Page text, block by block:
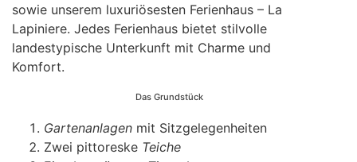
sowie unserem luxuriösesten Ferienhaus – La
Lapiniere. Jedes Ferienhaus bietet stilvolle
landestypische Unterkunft mit Charme und
Komfort.
Das Grundstück
Gartenanlagen mit Sitzgelegenheiten
Zwei pittoreske Teiche